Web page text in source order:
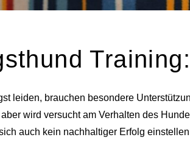
leiden, brauchen besondere
wird versucht am Verhalten des
auch kein nachhaltiger Erfolg